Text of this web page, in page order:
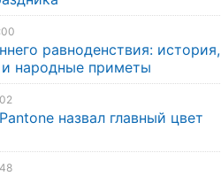
равноденствия: история,
народные приметы
назвал главный цвет